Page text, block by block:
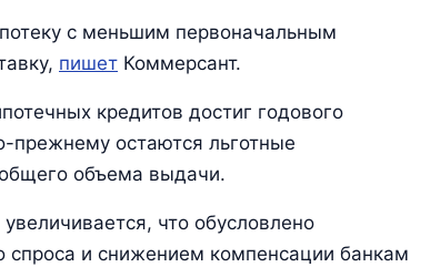
с меньшим первоначальным
пишет Коммерсант.
кредитов достиг годового
прежнему остаются льготные
объема выдачи.
что обусловлено
спроса и снижением компенсации банкам